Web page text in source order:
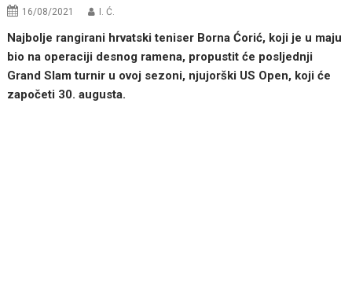
16/08/2021 I. Ć.
Najbolje rangirani hrvatski teniser Borna Ćorić, koji je u maju
bio na operaciji desnog ramena, propustit će posljednji
Grand Slam turnir u ovoj sezoni, njujorški US Open, koji će
započeti 30. augusta.